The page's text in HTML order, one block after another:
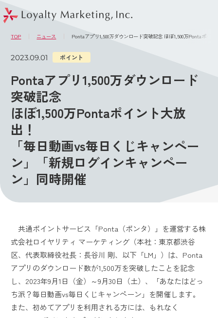
TOP ニュース Pontaアプリ1,500万ダウンロード突破記念 ほぼ1,500万Pontaポ
2023.09.01 ポイント
Pontaアプリ1,500万ダウンロード
突破記念
ほぼ1,500万Pontaポイント大放
出！
「毎日動画vs毎日くじキャンペー
ン」「新規ログインキャンペー
ン」同時開催
共通ポイントサービス「Ponta（ポンタ）」を運営する株
式会社ロイヤリティ マーケティング（本社：東京都渋谷
区、代表取締役社長：長谷川 剛、以下「LM」）は、Ponta
アプリのダウンロード数が1,500万を突破したことを記念
し、2023年9月1日（金）～9月30日（土）、「あなたはどっ
ち派？毎日動画vs毎日くじキャンペーン」を開催します。
また、初めてアプリを利用される方には、もれなく